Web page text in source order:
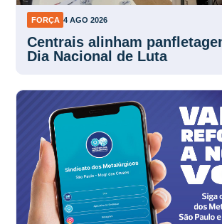
FORÇA 4 AGO 2026
Centrais alinham
Dia Nacional de Luta